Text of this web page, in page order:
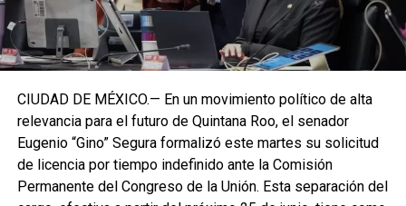
CIUDAD DE MÉXICO.— En un movimiento político de alta
relevancia para el futuro de Quintana Roo, el senador
Eugenio “Gino” Segura formalizó este martes su solicitud
de licencia por tiempo indefinido ante la Comisión
Permanente del Congreso de la Unión. Esta separación del